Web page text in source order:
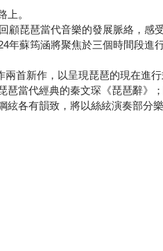
上 。
顧琵琶當代音樂的發展脈絡，
年蘇筠涵將聚焦於三個時間段
首新作，以呈現琵琶的現在進
琶當代經典的秦文琛《琵琶辭
絃各有韻致，將以絲絃演奏部分